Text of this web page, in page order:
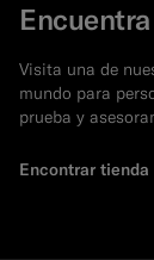
Visita una de
mundo para
prueba y
Encontrar tienda